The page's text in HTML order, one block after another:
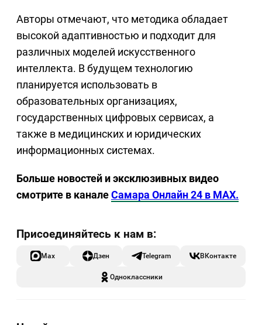
Авторы отмечают, что методика обладает
высокой адаптивностью и подходит для
различных моделей искусственного
интеллекта. В будущем технологию
планируется использовать в
образовательных организациях,
государственных цифровых сервисах, а
также в медицинских и юридических
информационных системах.
Больше новостей и эксклюзивных видео
смотрите в каналеСамара Онлайн 24 в MAX.
Max Дзен Telegram ВКонтакте
Одноклассники